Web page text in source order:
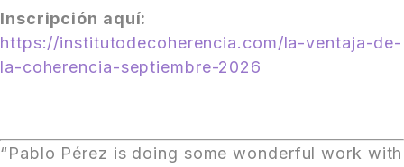
Inscripción aquí:
https://institutodecoherencia.com/la-ventaja-de-
la-coherencia-septiembre-2026
“Pablo Pérez is doing some wonderful work with